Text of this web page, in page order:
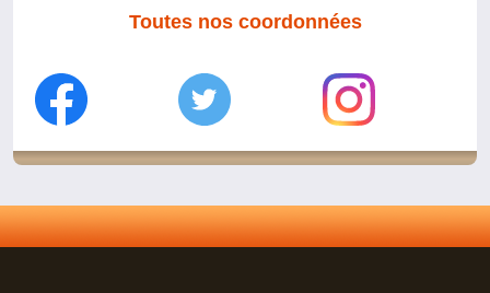
Toutes nos coordonnées